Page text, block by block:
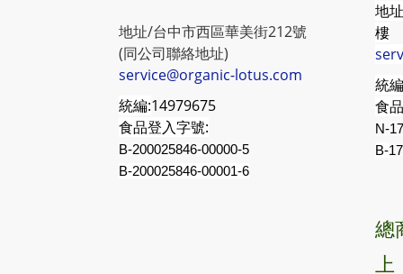
地址/台中市西區華美街212號
(同公司聯絡地址)
service@organic-lotus.com
統編:14979675
食品登入字號:
B-200025846-00000-5
B-200025846-00001-6
地
樓
統
食
N-
B-
總
上